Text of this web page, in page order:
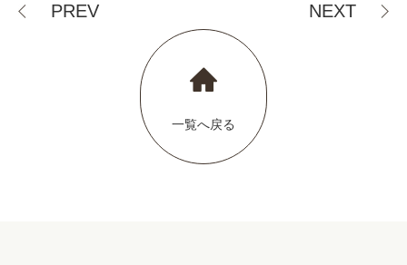
PREV
一覧へ戻る
NEXT